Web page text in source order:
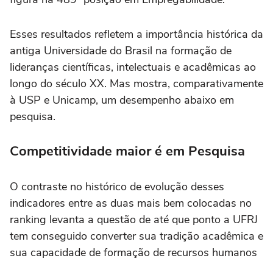
Esses resultados refletem a importância histórica da
antiga Universidade do Brasil na formação de
lideranças científicas, intelectuais e acadêmicas ao
longo do século XX. Mas mostra, comparativamente
à USP e Unicamp, um desempenho abaixo em
pesquisa.
Competitividade maior é em Pesquisa
O contraste no histórico de evolução desses
indicadores entre as duas mais bem colocadas no
ranking levanta a questão de até que ponto a UFRJ
tem conseguido converter sua tradição acadêmica e
sua capacidade de formação de recursos humanos